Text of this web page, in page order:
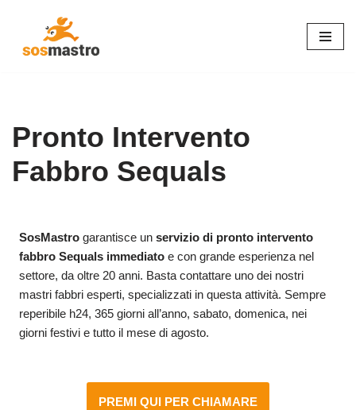
Pronto Intervento
Fabbro Sequals
SosMastro garantisce unservizio di pronto intervento
fabbro Sequals immediato e con grande esperienza nel
settore, da oltre 20 anni. Basta contattare uno dei nostri
mastri fabbri esperti, specializzati in questa attività. Sempre
reperibile h24, 365 giorni all’anno, sabato, domenica, nei
giorni festivi e tutto il mese di agosto.
PREMI QUI PER CHIAMARE